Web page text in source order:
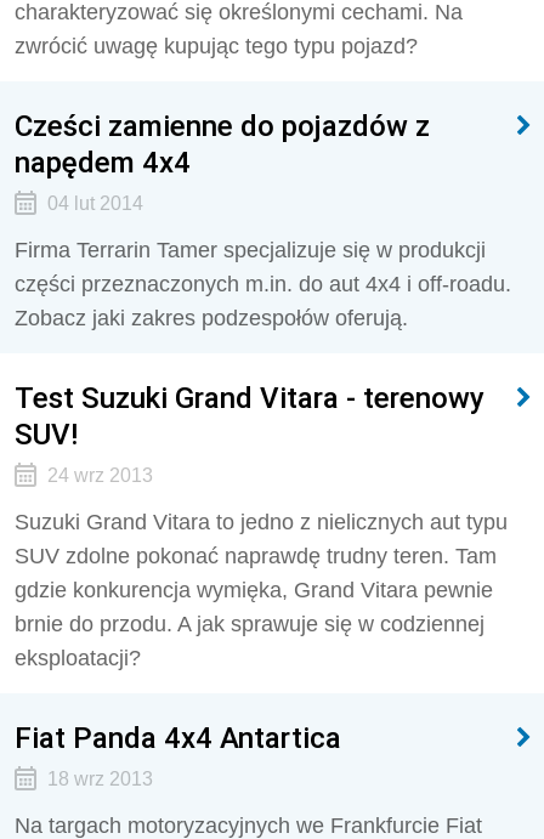
charakteryzować się określonymi cechami. Na
zwrócić uwagę kupując tego typu pojazd?
Cześci zamienne do pojazdów z
napędem 4x4
04 lut 2014
Firma Terrarin Tamer specjalizuje się w produkcji
części przeznaczonych m.in. do aut 4x4 i off-roadu.
Zobacz jaki zakres podzespołów oferują.
Test Suzuki Grand Vitara - terenowy
SUV!
24 wrz 2013
Suzuki Grand Vitara to jedno z nielicznych aut typu
SUV zdolne pokonać naprawdę trudny teren. Tam
gdzie konkurencja wymięka, Grand Vitara pewnie
brnie do przodu. A jak sprawuje się w codziennej
eksploatacji?
Fiat Panda 4x4 Antartica
18 wrz 2013
Na targach motoryzacyjnych we Frankfurcie Fiat